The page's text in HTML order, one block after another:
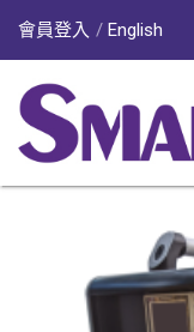
會員登入 English